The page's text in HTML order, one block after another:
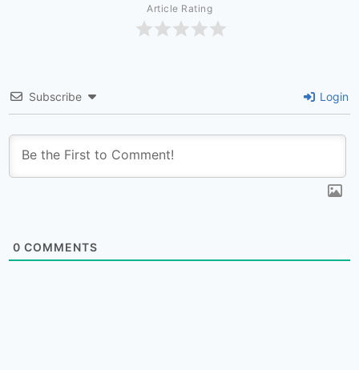
Article Rating
Subscribe Login
0 COMMENTS